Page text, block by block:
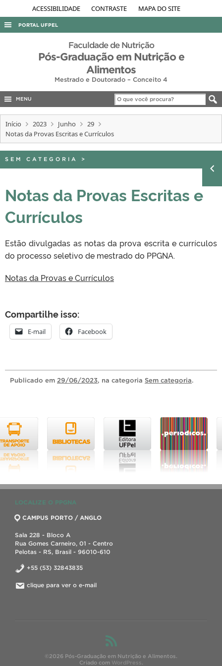
ACESSIBILIDADE CONTRASTE MAPA DO SITE
PORTAL UFPEL
ACESSO À INFORMAÇÃO
AUDITORIA
CONCURSOS
INTERNACIONAL
OUVIDORIA
PORTARIAS
Faculdade de Nutrição
Pós-Graduação em Nutrição e
Alimentos
Mestrado e Doutorado – Conceito 4
MENU
Início 2023 Junho
29
Notas da Provas Escritas e Currículos
SEM CATEGORIA >
Notas da Provas Escritas e
Currículos
Estão divulgadas as notas da prova escrita e currículos
do processo seletivo de mestrado do PPGNA.
Notas da Provas e Currículos
Compartilhe isso:
E-mail Facebook
Publicado em 29/06/2023, na categoria Sem categoria.
LOCALIZE O PPGNA
CAMPUS PORTO / ANGLO
Sala 228 - Bloco A
Rua Gomes Carneiro, 01 - Centro
Pelotas - RS, Brasil - 96010-610
+55 (53) 32843835
clique para ver o e-mail
©2026 Pós-Graduação em Nutrição e Alimentos.
Criado com WordPress.